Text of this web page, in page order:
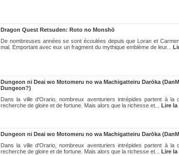
Dragon Quest Retsuden: Roto no Monshō
De nombreuses années se sont écoulées depuis que Loran et
mal. Emportant avec eux un fragment du mythique emblème de leur...
Dungeon ni Deai wo Motomeru no wa Machigatteiru Darōka
Dungeon?)
Dans la ville d'Orario, nombreux aventuriers intrépides partent à
recherche de gloire et de fortune. Mais alors que la richesse et... Lire la
Dungeon ni Deai wo Motomeru no wa Machigatteiru Darōka
Dans la ville d'Orario, nombreux aventuriers intrépides partent à
recherche de gloire et de fortune. Mais alors que la richesse et... Lire la